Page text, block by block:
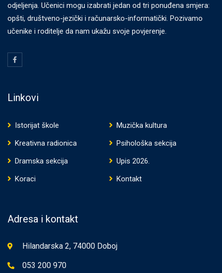
odjeljenja. Učenici mogu izabrati jedan od tri ponuđena smjera:
opšti, društveno-jezički i računarsko-informatički. Pozivamo
učenike i roditelje da nam ukažu svoje povjerenje.
Linkovi
Istorijat škole
Muzička kultura
Kreativna radionica
Psihološka sekcija
Dramska sekcija
Upis 2026.
Koraci
Kontakt
Adresa i kontakt
Hilandarska 2, 74000 Doboj
053 200 970